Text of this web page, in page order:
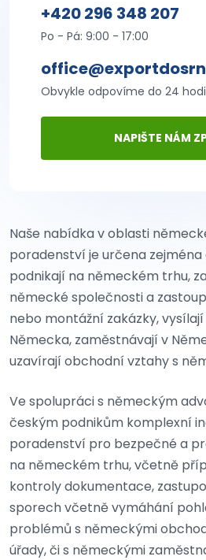
+420 296 348 207
Po - Pá: 9:00 - 17:00
Obvykle odpovíme do 24
NAPIŠTE NÁM
Naše nabídka v oblasti
poradenství je určena
podnikají na německém trhu,
německé společnosti a
nebo montážní zakázky,
Německa, zaměstnávají v
uzavírají obchodní vztahy s
Ve spolupráci s německým
českým podnikům komplexní
poradenství pro bezpečné a
na německém trhu, včetně
kontroly dokumentace,
sporech včetně vymáhání
problémů s německými
úřady, či s německými